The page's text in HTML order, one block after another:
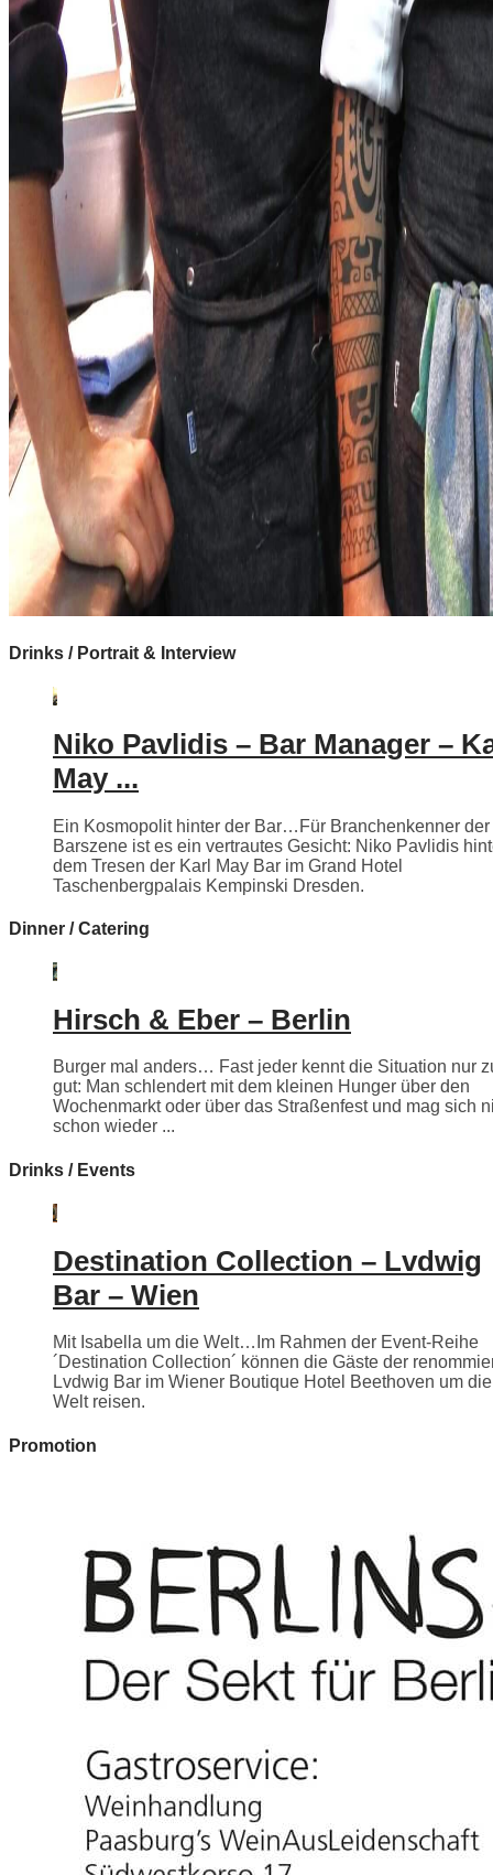
Drinks / Portrait & Interview
Niko Pavlidis – Bar Manager –
May ...
Ein Kosmopolit hinter der Bar…Für Branchenkenner der
Barszene ist es ein vertrautes Gesicht: Niko Pavlidis
dem Tresen der Karl May Bar im Grand Hotel
Taschenbergpalais Kempinski Dresden.
Dinner / Catering
Hirsch & Eber – Berlin
Burger mal anders… Fast jeder kennt die Situation nur
gut: Man schlendert mit dem kleinen Hunger über den
Wochenmarkt oder über das Straßenfest und mag sich
schon wieder ...
Drinks / Events
Destination Collection – Lvdwig
Bar – Wien
Mit Isabella um die Welt…Im Rahmen der Event-Reihe
´Destination Collection´ können die Gäste der
Lvdwig Bar im Wiener Boutique Hotel Beethoven um die
Welt reisen.
Promotion